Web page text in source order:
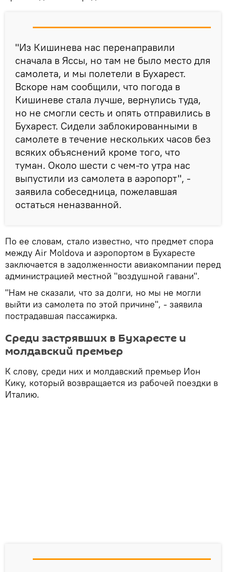
"Из Кишинева нас перенаправили
сначала в Яссы, но там не было место для
самолета, и мы полетели в Бухарест.
Вскоре нам сообщили, что погода в
Кишиневе стала лучше, вернулись туда,
но не смогли сесть и опять отправились в
Бухарест. Сидели заблокированными в
самолете в течение нескольких часов без
всяких объяснений кроме того, что
туман. Около шести с чем-то утра нас
выпустили из самолета в аэропорт", -
заявила собеседница, пожелавшая
остаться неназванной.
По ее словам, стало известно, что предмет спора
между Air Moldova и аэропортом в Бухаресте
заключается в задолженности авиакомпании перед
администрацией местной "воздушной гавани".
"Нам не сказали, что за долги, но мы не могли
выйти из самолета по этой причине", - заявила
пострадавшая пассажирка.
Среди застрявших в Бухаресте и
молдавский премьер
К слову, среди них и молдавский премьер Ион
Кику, который возвращается из рабочей поездки в
Италию.